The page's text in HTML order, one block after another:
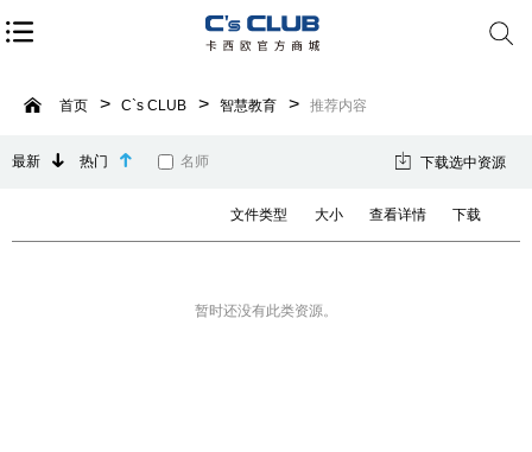
首页 C`s CLUB 智慧教育 推荐内容
最新 热门 名师 下载选中资源
文件类型 大小 查看详情 下载
暂时还没有此类资源。